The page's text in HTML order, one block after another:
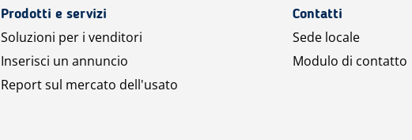
Prodotti e servizi
Soluzioni per i venditori
Inserisci un annuncio
Report sul mercato dell'usato
Contatti
Sede locale
Modulo di contatto